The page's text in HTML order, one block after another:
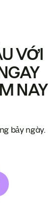
VỚI
NAY
bảy ngày.